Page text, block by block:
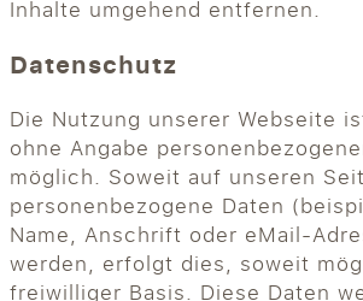
Inhalte umgehend entfernen.
Datenschutz
Die Nutzung unserer Webseite
ohne Angabe
möglich. Soweit auf unseren
personenbezogene Daten
Name, Anschrift oder eMail-
werden, erfolgt dies, soweit
freiwilliger Basis. Diese Daten